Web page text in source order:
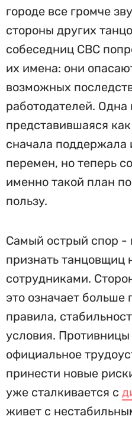
городе все громче
стороны других
собеседниц CBC
их имена: они
возможных
работодателей. Одна
представившаяся
сначала поддержала
перемен, но теперь
именно такой план
пользу.
Самый острый спор -
признать танцовщиц
сотрудниками.
это означает больше
правила,
условия. Противницы
официальное
принести новые
уже сталкивается с
живет с